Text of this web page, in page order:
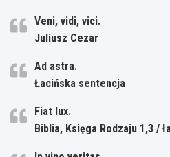
Veni, vidi, vici.
Juliusz Cezar
Ad astra.
Łacińska sentencja
Fiat lux.
Biblia, Księga Rodzaju 1,3 /